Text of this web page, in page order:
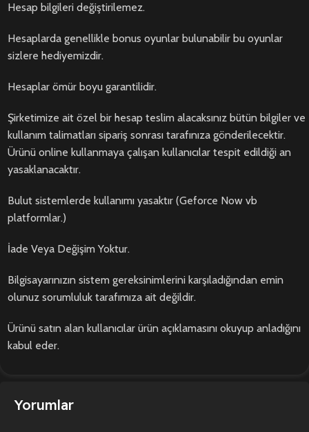
Hesap bilgileri değiştirilemez.
Hesaplarda genellikle bonus oyunlar bulunabilir bu oyunlar
sizlere hediyemizdir.
Hesaplar ömür boyu garantilidir.
Şirketimize ait özel bir hesap teslim alacaksınız bütün bilgiler ve
kullanım talimatları sipariş sonrası tarafınıza gönderilecektir.
Ürünü online kullanmaya çalışan kullanıcılar tespit edildiği an
yasaklanacaktır.
Bulut sistemlerde kullanımı yasaktır (Geforce Now vb
platformlar.)
İade Veya Değişim Yoktur.
Bilgisayarınızın sistem gereksinimlerini karşıladığından emin
olunuz sorumluluk tarafımıza ait değildir.
Ürünü satın alan kullanıcılar ürün açıklamasını okuyup anladığını
kabul eder.
Yorumlar